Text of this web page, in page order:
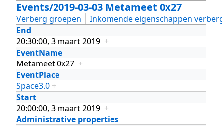
Events/2019-03-03 Metameet 0x27
Verberg groepen
Inkomende eigenschappen
End
20:30:00, 3 maart 2019 +
EventName
Metameet 0x27 +
EventPlace
Space3.0 +
Start
20:00:00, 3 maart 2019 +
Administrative properties